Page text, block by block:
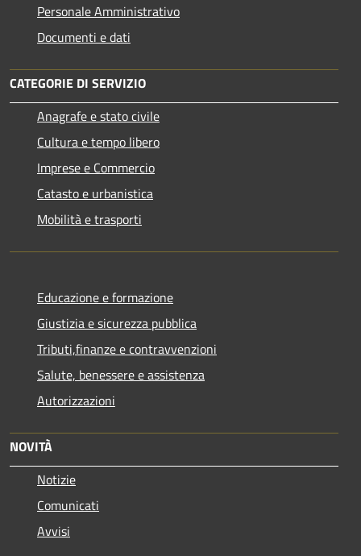
Personale Amministrativo
Documenti e dati
CATEGORIE DI SERVIZIO
Anagrafe e stato civile
Cultura e tempo libero
Imprese e Commercio
Catasto e urbanistica
Mobilità e trasporti
Educazione e formazione
Giustizia e sicurezza pubblica
Tributi,finanze e contravvenzioni
Salute, benessere e assistenza
Autorizzazioni
NOVITÀ
Notizie
Comunicati
Avvisi